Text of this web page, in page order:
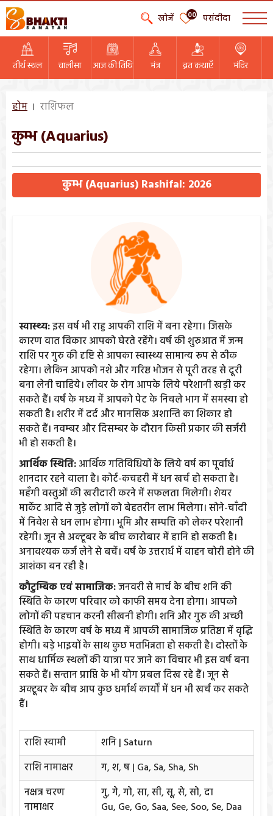
खोजें 00 पसंदीदा
तीर्थ स्थल चालीसा आज की तिथि मंत्र व्रत कथाएँ मंदिर
होम राशिफल
कुम्भ (Aquarius)
कुम्भ (Aquarius) Rashifal: 2026
स्वास्थ्य:इस वर्ष भी राहु आपकी राशि में बना रहेगा। जिसके
कारण वात विकार आपको घेरते रहेंगे। वर्ष की शुरुआत में जन्म
राशि पर गुरु की दृष्टि से आपका स्वास्थ्य सामान्य रूप से ठीक
रहेगा। लेकिन आपको नशे और गरिष्ठ भोजन से पूरी तरह से दूरी
बना लेनी चाहिये। लीवर के रोग आपके लिये परेशानी खड़ी कर
सकते हैं। वर्ष के मध्य में आपको पेट के निचले भाग में समस्या हो
सकती है। शरीर में दर्द और मानसिक अशान्ति का शिकार हो
सकते हैं। नवम्बर और दिसम्बर के दौरान किसी प्रकार की सर्जरी
भी हो सकती है।
आर्थिक स्थिति:आर्थिक गतिविधियों के लिये वर्ष का पूर्वार्ध
शानदार रहने वाला है। कोर्ट-कचहरी में धन खर्च हो सकता है।
महँगी वस्तुओं की खरीदारी करने में सफलता मिलेगी। शेयर
मार्केट आदि से जुड़े लोगों को बेहतरीन लाभ मिलेगा। सोने-चाँदी
में निवेश से धन लाभ होगा। भूमि और सम्पत्ति को लेकर परेशानी
रहेगी। जून से अक्टूबर के बीच कारोबार में हानि हो सकती है।
अनावश्यक कर्ज लेने से बचें। वर्ष के उत्तरार्ध में वाहन चोरी होने की
आशंका बन रही है।
कौटुम्बिक एवं सामाजिक:जनवरी से मार्च के बीच शनि की
स्थिति के कारण परिवार को काफी समय देना होगा। आपको
लोगों की पहचान करनी सीखनी होगी। शनि और गुरु की अच्छी
स्थिति के कारण वर्ष के मध्य में आपकी सामाजिक प्रतिष्ठा में वृद्धि
होगी। बड़े भाइयों के साथ कुछ मतभिन्नता हो सकती है। दोस्तों के
साथ धार्मिक स्थलों की यात्रा पर जाने का विचार भी इस वर्ष बना
सकते हैं। सन्तान प्राप्ति के भी योग प्रबल दिख रहे हैं। जून से
अक्टूबर के बीच आप कुछ धर्मार्थ कार्यों में धन भी खर्च कर सकते
हैं।
राशि स्वामी
शनि | Saturn
राशि नामाक्षर
ग, श, ष | Ga, Sa, Sha, Sh
नक्षत्र चरण
नामाक्षर
गु, गे, गो, सा, सी, सू, से, सो, दा
Gu, Ge, Go, Saa, See, Soo, Se, Daa